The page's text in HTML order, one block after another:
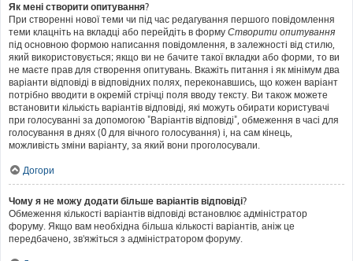
Як мені створити опитування?
При створенні нової теми чи під час редагування першого повідомлення
теми клацніть на вкладці або перейдіть в форму Створити опитування
під основною формою написання повідомлення, в залежності від стилю,
який використовується; якщо ви не бачите такої вкладки або форми, то ви
не маєте прав для створення опитувань. Вкажіть питання і як мінімум два
варіанти відповіді в відповідних полях, переконавшись, що кожен варіант
потрібно вводити в окремій стрічці поля вводу тексту. Ви також можете
встановити кількість варіантів відповіді, які можуть обирати користувачі
при голосуванні за допомогою "Варіантів відповіді", обмеження в часі для
голосування в днях (0 для вічного голосування) і, на сам кінець,
можливість зміни варіанту, за який вони проголосували.
Догори
Чому я не можу додати більше варіантів відповіді?
Обмеження кількості варіантів відповіді встановлює адміністратор
форуму. Якщо вам необхідна більша кількості варіантів, аніж це
передбачено, зв'яжіться з адміністратором форуму.